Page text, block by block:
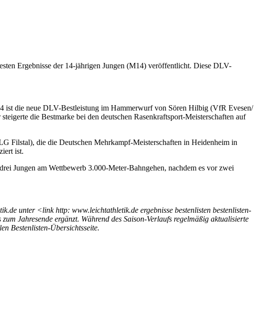
Ergebnisse der 14-jährigen Jungen (M14) veröffentlicht. Diese DLV-
ist die neue DLV-Bestleistung im Hammerwurf von Sören Hilbig (VfR Evesen/
die Bestmarke bei den deutschen Rasenkraftsport-Meisterschaften auf
Filstal), die die Deutschen Mehrkampf-Meisterschaften in Heidenheim in
ist.
Jungen am Wettbewerb 3.000-Meter-Bahngehen, nachdem es vor zwei
unter <link http: www.leichtathletik.de ergebnisse bestenlisten bestenlisten-
Jahresende ergänzt. Während des Saison-Verlaufs regelmäßig aktualisierte
Bestenlisten-Übersichtsseite.